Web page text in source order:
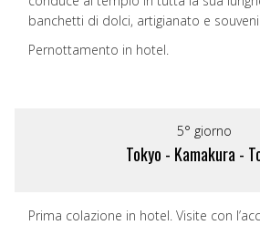
banchetti di dolci, artigianato e
Pernottamento in hotel.
5° giorno
Tokyo - Kamakura -
Prima colazione in hotel. Visite con